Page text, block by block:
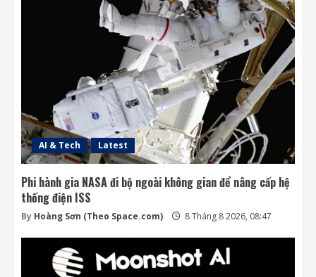
AI & Tech Latest
Phi hành gia NASA đi bộ ngoài không gian để nâng cấp hệ
thống điện ISS
By Hoàng Sơn (Theo Space.com) 8 Tháng 8 2026, 08:47